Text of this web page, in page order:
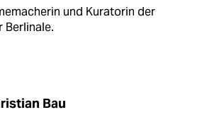
und Kuratorin der
Berlinale.
Bau